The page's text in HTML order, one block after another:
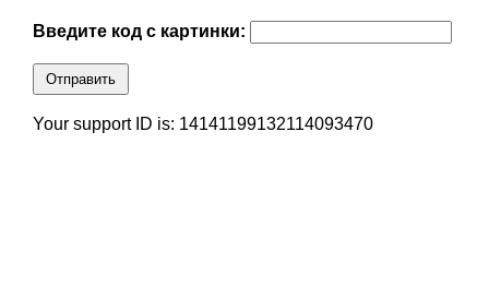
Введите код с картинки:
Отправить
Your support ID is: 14141199132114093470